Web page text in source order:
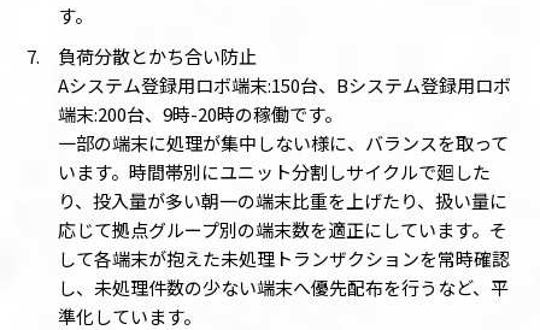
す。
負荷分散とかち合い防止
Aシステム登録用ロボ端末:150台、Bシステム登録用ロボ
端末:200台、9時-20時の稼働です。
一部の端末に処理が集中しない様に、バランスを取って
います。時間帯別にユニット分割しサイクルで廻した
り、投入量が多い朝一の端末比重を上げたり、扱い量に
応じて拠点グループ別の端末数を適正にしています。そ
して各端末が抱えた未処理トランザクションを常時確認
し、未処理件数の少ない端末へ優先配布を行うなど、平
準化しています。